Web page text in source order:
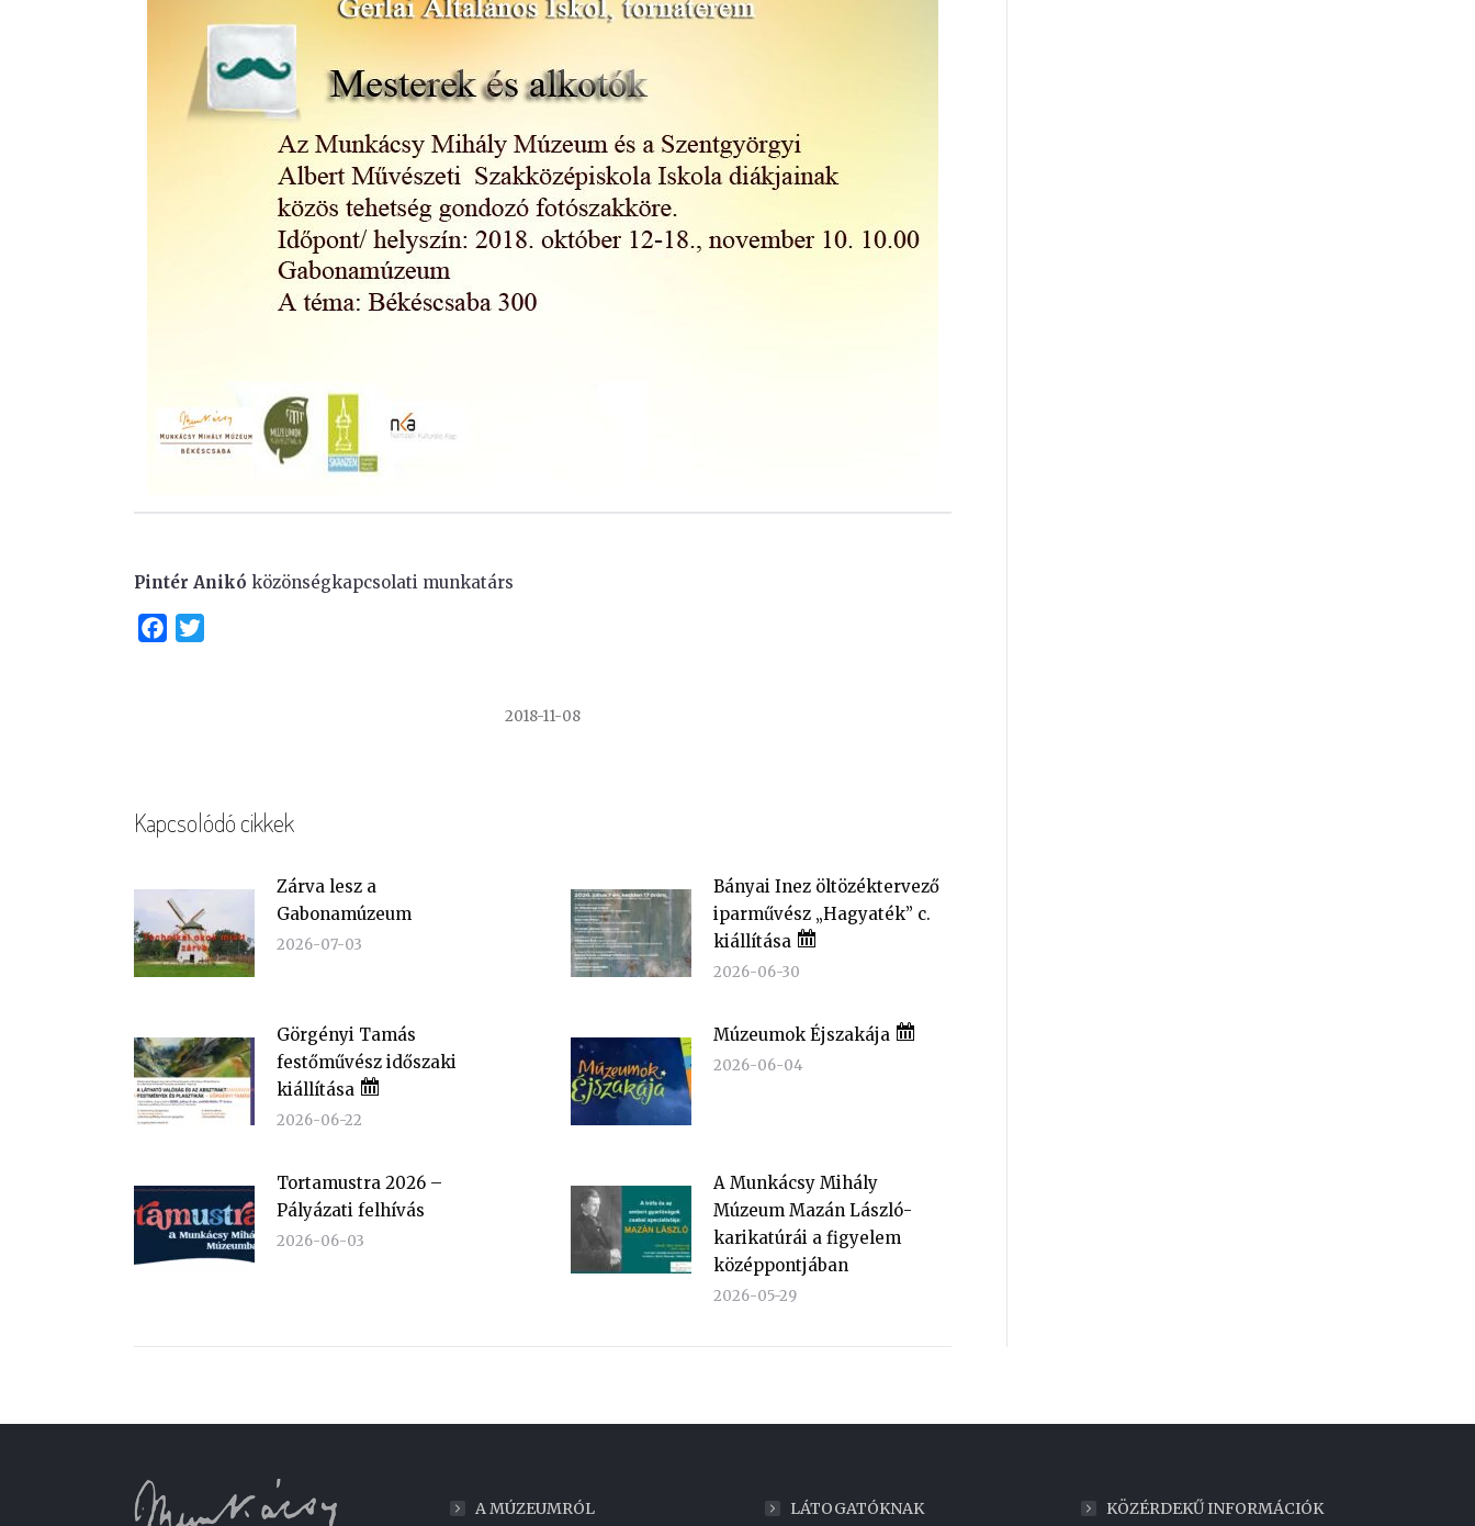
Pintér Anikó közönségkapcsolati munkatárs
Facebook
2018-11-08
Kapcsolódó cikkek
Zárva lesz a
Gabonamúzeum
2026-07-03
Bányai Inez öltözéktervező
iparművész „Hagyaték” c.
kiállítása
2026-06-30
Görgényi Tamás
festőművész időszaki
kiállítása
2026-06-22
Múzeumok Éjszakája
2026-06-04
Tortamustra 2026 –
Pályázati felhívás
2026-06-03
A Munkácsy Mihály
Múzeum Mazán László-
karikatúrái a figyelem
középpontjában
2026-05-29
A MÚZEUMRÓL LÁTOGATÓKNAK KÖZÉRDEKŰ INFORMÁCIÓK